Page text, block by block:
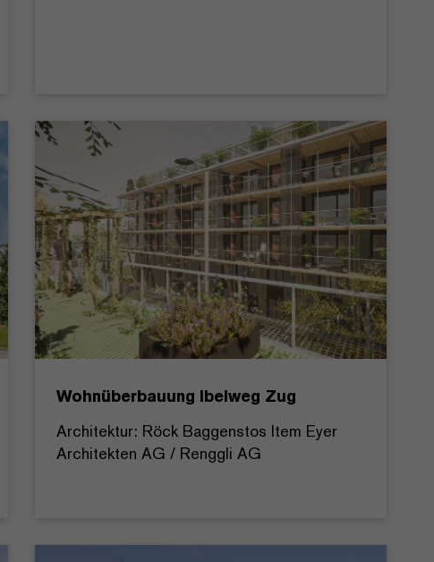
Wohnüberbauung Ibelweg Zug
Architektur: Röck Baggenstos Item Eyer
Architekten AG / Renggli AG